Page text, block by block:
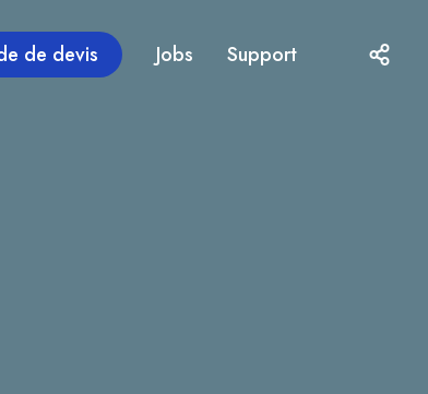
de devis Jobs Support